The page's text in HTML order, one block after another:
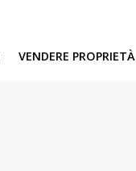
VENDERE PROPRIETÀ